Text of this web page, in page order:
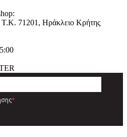
T.K. 71201 , Ηράκλειο Κρήτης
*